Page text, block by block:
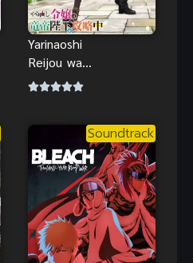
Yarinaoshi
Reijou wa
Ryuutei
u เริ่มต้นชีวิต
ใหม่มาพิชิตใจ
จักรพรรดิมังกร
Soundtrack